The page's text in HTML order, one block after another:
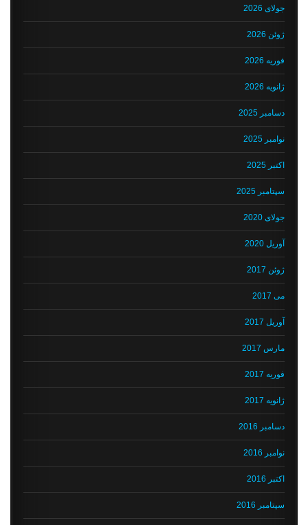
جولای 2026
ژوئن 2026
فوریه 2026
ژانویه 2026
دسامبر 2025
نوامبر 2025
اکتبر 2025
سپتامبر 2025
جولای 2020
آوریل 2020
ژوئن 2017
می 2017
آوریل 2017
مارس 2017
فوریه 2017
ژانویه 2017
دسامبر 2016
نوامبر 2016
اکتبر 2016
سپتامبر 2016